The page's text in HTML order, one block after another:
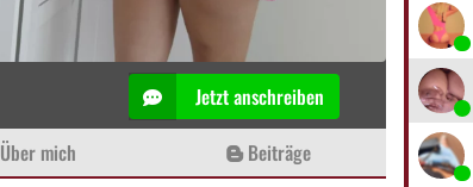
Jetzt anschreiben
Über mich Beiträge